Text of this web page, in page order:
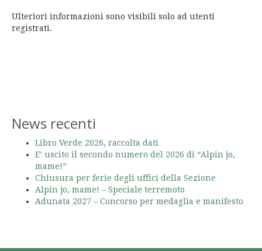
Ulteriori informazioni sono visibili solo ad utenti
registrati.
News recenti
Libro Verde 2026, raccolta dati
E’ uscito il secondo numero del 2026 di “Alpin jo,
mame!”
Chiusura per ferie degli uffici della Sezione
Alpin jo, mame! – Speciale terremoto
Adunata 2027 – Concorso per medaglia e manifesto